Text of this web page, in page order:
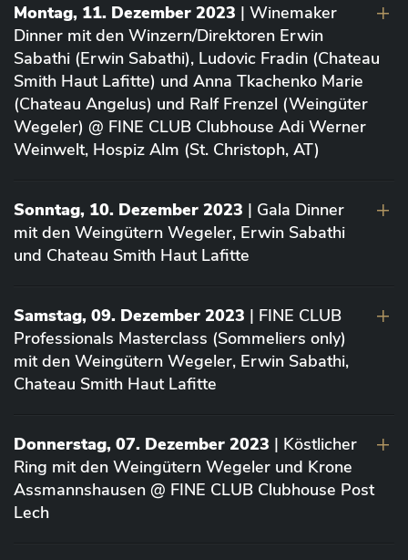
Montag, 11. Dezember 2023 | Winemaker
Dinner mit den Winzern/Direktoren Erwin
Sabathi (Erwin Sabathi), Ludovic Fradin (Chateau
Smith Haut Lafitte) und Anna Tkachenko Marie
(Chateau Angelus) und Ralf Frenzel (Weingüter
Wegeler) @ FINE CLUB Clubhouse Adi Werner
Weinwelt, Hospiz Alm (St. Christoph, AT)
Sonntag, 10. Dezember 2023 | Gala Dinner
mit den Weingütern Wegeler, Erwin Sabathi
und Chateau Smith Haut Lafitte
Samstag, 09. Dezember 2023 | FINE CLUB
Professionals Masterclass (Sommeliers only)
mit den Weingütern Wegeler, Erwin Sabathi,
Chateau Smith Haut Lafitte
Donnerstag, 07. Dezember 2023 | Köstlicher
Ring mit den Weingütern Wegeler und Krone
Assmannshausen @ FINE CLUB Clubhouse Post
Lech